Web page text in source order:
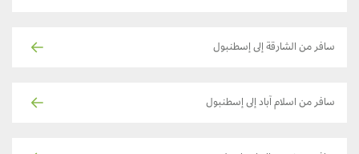
سافر من الشارقة إلى إسطنبول
سافر من اسلام آباد إلى إسطنبول